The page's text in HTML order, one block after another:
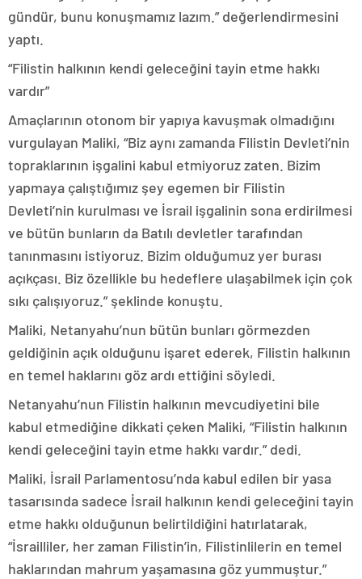
gündür, bunu konuşmamız lazım.” değerlendirmesini
yaptı.
“Filistin halkının kendi geleceğini tayin etme hakkı
vardır”
Amaçlarının otonom bir yapıya kavuşmak olmadığını
vurgulayan Maliki, “Biz aynı zamanda Filistin Devleti’nin
topraklarının işgalini kabul etmiyoruz zaten. Bizim
yapmaya çalıştığımız şey egemen bir Filistin
Devleti’nin kurulması ve İsrail işgalinin sona erdirilmesi
ve bütün bunların da Batılı devletler tarafından
tanınmasını istiyoruz. Bizim olduğumuz yer burası
açıkçası. Biz özellikle bu hedeflere ulaşabilmek için çok
sıkı çalışıyoruz.” şeklinde konuştu.
Maliki, Netanyahu’nun bütün bunları görmezden
geldiğinin açık olduğunu işaret ederek, Filistin halkının
en temel haklarını göz ardı ettiğini söyledi.
Netanyahu’nun Filistin halkının mevcudiyetini bile
kabul etmediğine dikkati çeken Maliki, “Filistin halkının
kendi geleceğini tayin etme hakkı vardır.” dedi.
Maliki, İsrail Parlamentosu’nda kabul edilen bir yasa
tasarısında sadece İsrail halkının kendi geleceğini tayin
etme hakkı olduğunun belirtildiğini hatırlatarak,
“İsrailliler, her zaman Filistin’in, Filistinlilerin en temel
haklarından mahrum yaşamasına göz yummuştur.”